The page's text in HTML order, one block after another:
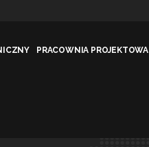
PRACOWNIA PROJEKTOWA